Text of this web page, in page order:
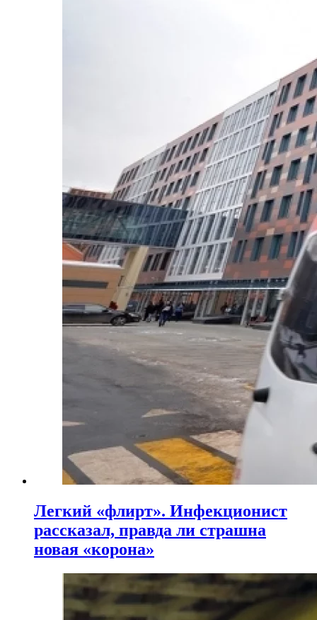
Легкий «флирт». Инфекционист
рассказал, правда ли страшна
новая «корона»